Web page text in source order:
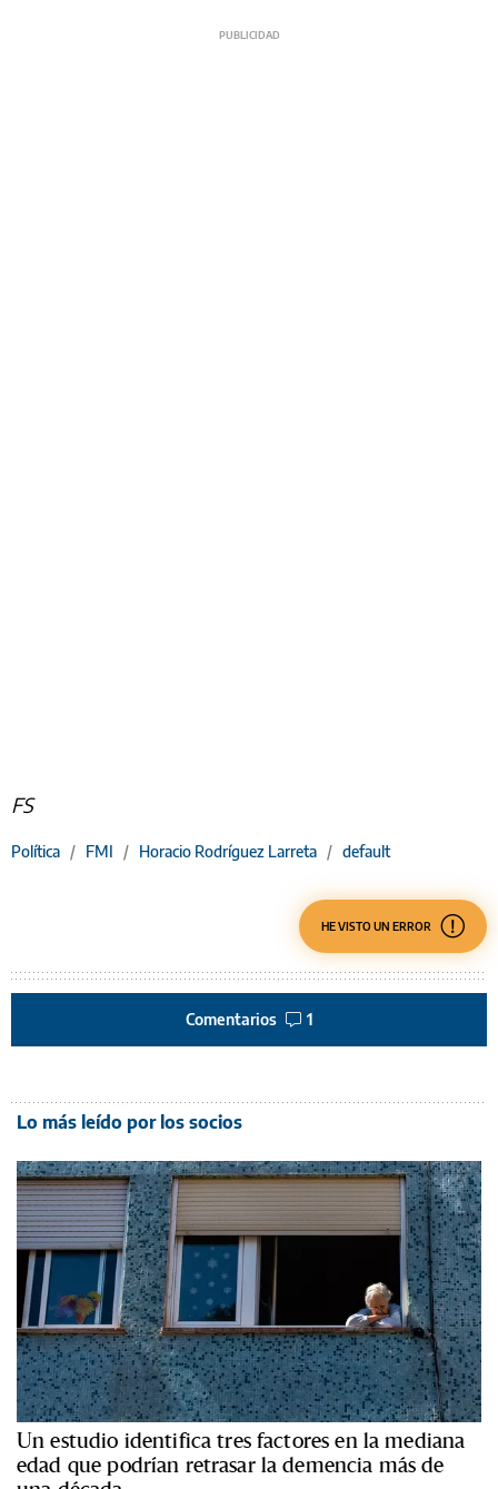
FS
Política / FMI / Horacio Rodríguez Larreta / default
HE VISTO UN ERROR
Comentarios 1
Lo más leído por los socios
Un estudio identifica tres factores en la mediana
edad que podrían retrasar la demencia más de